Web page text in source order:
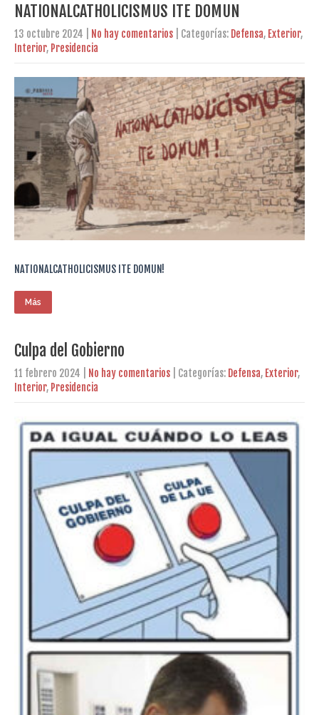
NATIONALCATHOLICISMUS ITE DOMUN
13 octubre 2024 No hay comentarios | Categorías: Defensa, Exterior,
Interior, Presidencia
NATIONALCATHOLICISMUS ITE DOMUN!
Más
Culpa del Gobierno
11 febrero 2024 No hay comentarios | Categorías: Defensa, Exterior,
Interior, Presidencia